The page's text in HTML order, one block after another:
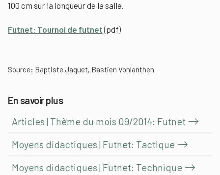
100 cm sur la longueur de la salle.
Futnet: Tournoi de futnet(pdf)
Source: Baptiste Jaquet, Bastien Vonlanthen
En savoir plus
Articles | Thème du mois 09/2014: Futnet
Moyens didactiques | Futnet: Tactique
Moyens didactiques | Futnet: Technique